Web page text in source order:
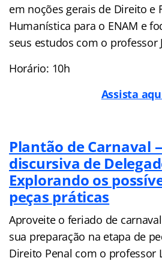
em noções gerais de Direito e
Humanística para o ENAM e
seus estudos com o professor
Horário: 10h
Assista
Plantão de Carnaval
discursiva de
Explorando os
peças práticas
Aproveite o feriado de
sua preparação na etapa de
Direito Penal com o professor